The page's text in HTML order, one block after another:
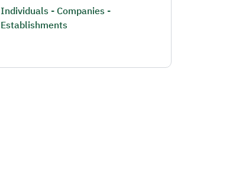
Individuals - Companies -
Establishments